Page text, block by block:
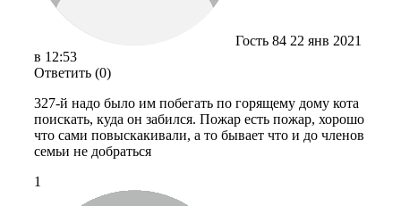
Гость 84 22 янв 2021
в 12:53
Ответить (0)
327-й надо было им побегать по горящему дому кота
поискать, куда он забился. Пожар есть пожар, хорошо
что сами повыскакивали, а то бывает что и до членов
семьи не добраться
1